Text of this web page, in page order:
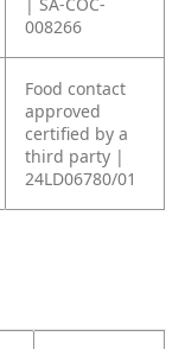
008266
Food contact
approved
certified by a
third party |
24LD06780/01